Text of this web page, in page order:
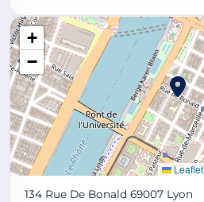
+
−
Leaflet
134 Rue De Bonald 69007 Lyon